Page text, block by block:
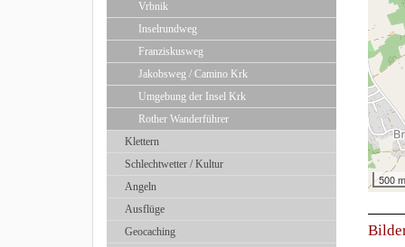
Vrbnik
Inselrundweg
Franziskusweg
Jakobsweg / Camino Krk
Umgebung der Insel Krk
Rother Wanderführer
Klettern
Schlechtwetter / Kultur
Angeln
Ausflüge
Geocaching
500 m